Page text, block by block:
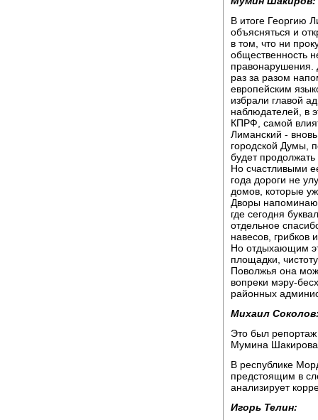
В итоге Георгию
объясняться и
в том, что ни
общественность
правонарушения.
раз за разом
европейским
избрали главой
наблюдателей, в
КПРФ, самой
Лиманский -
городской Думы,
будет
Но счастливыми
года дороги не
домов, которые
Дворы
где сегодня
отдельное
навесов, грибков
Но отдыхающим
площадки,
Поволжья она
вопреки мэру-
районных
Михаил
Это был
Мумина
В республике
предстоящим в
анализирует
Игорь Телин: